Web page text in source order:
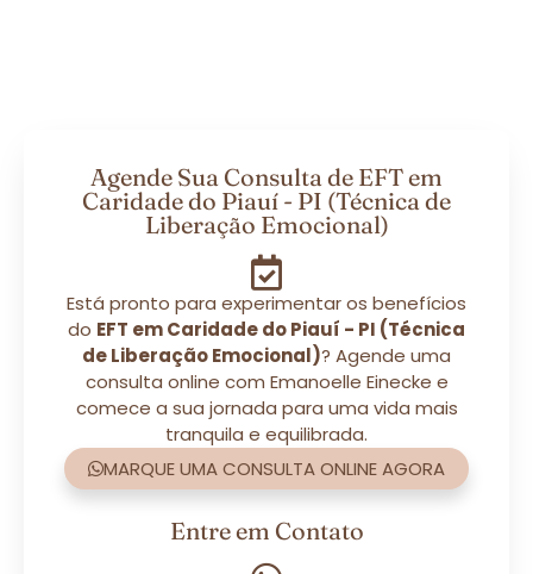
Agende Sua Consulta de EFT em
Caridade do Piauí - PI (Técnica de
Liberação Emocional)
Está pronto para experimentar os benefícios
do EFT em Caridade do Piauí - PI (Técnica
de Liberação Emocional)? Agende uma
consulta online com Emanoelle Einecke e
comece a sua jornada para uma vida mais
tranquila e equilibrada.
MARQUE UMA CONSULTA ONLINE AGORA
Entre em Contato